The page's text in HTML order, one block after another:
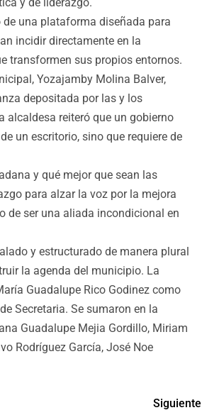
una plataforma diseñada para
incidir directamente en la
transformen sus propios entornos.
Yozajamby Molina Balver,
depositada por las y los
alcaldesa reiteró que un gobierno
un escritorio, sino que requiere de
y qué mejor que sean las
para alzar la voz por la mejora
de ser una aliada incondicional en
y estructurado de manera plural
la agenda del municipio. La
Guadalupe Rico Godinez como
Secretaria. Se sumaron en la
Guadalupe Mejia Gordillo, Miriam
Rodríguez García, José Noe
Siguiente